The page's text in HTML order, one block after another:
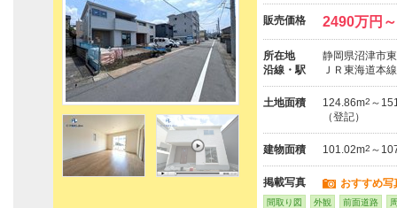
販売価格 2490万円
所在地
静岡県沼津市
沿線・駅
ＪＲ東海道本
土地面積 124.86m2 ～
（登記）
建物面積 101.02m2 ～
掲載写真 おすすめ写
間取り図 外観 前面道路